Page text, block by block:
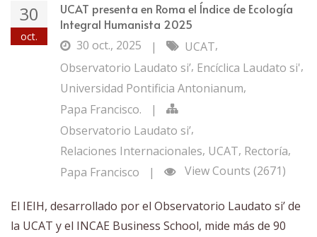
30
oct.
UCAT presenta en Roma el Índice de Ecología
Integral Humanista 2025
30 oct., 2025
| UCAT,
Observatorio Laudato si’, Encíclica Laudato si',
Universidad Pontificia Antonianum,
Papa Francisco.
|
Observatorio Laudato si’,
Relaciones Internacionales, UCAT, Rectoría,
Papa Francisco
| View Counts (2671)
El IEIH, desarrollado por el Observatorio Laudato si’ de
la UCAT y el INCAE Business School, mide más de 90